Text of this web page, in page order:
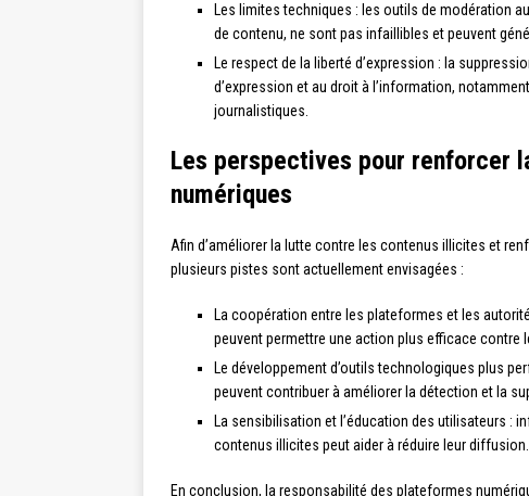
Les limites techniques : les outils de modération
de contenu, ne sont pas infaillibles et peuvent
Le respect de la liberté d’expression : la
d’expression et au droit à l’information,
journalistiques.
Les perspectives pour renforcer
numériques
Afin d’améliorer la lutte contre les contenus illicites et
plusieurs pistes sont actuellement envisagées :
La coopération entre les plateformes et les
peuvent permettre une action plus efficace contre
Le développement d’outils technologiques plus
peuvent contribuer à améliorer la détection et la
La sensibilisation et l’éducation des utilisateurs :
contenus illicites peut aider à réduire leur diffusion.
En conclusion, la responsabilité des plateformes